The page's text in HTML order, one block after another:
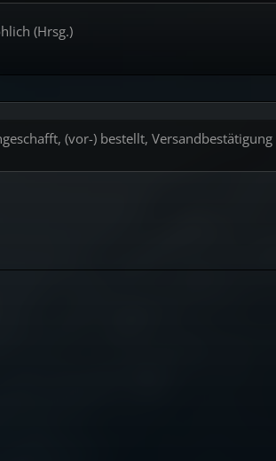
(Hrsg.)
(vor-) bestellt, Versandbestätigung